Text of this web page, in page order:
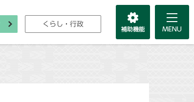
くらし・行政